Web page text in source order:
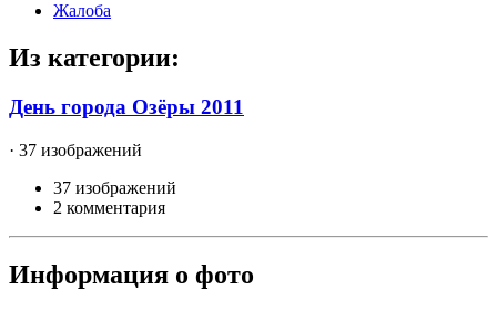
Жалоба
Из категории:
День города Озёры 2011
· 37 изображений
37 изображений
2 комментария
Информация о фото